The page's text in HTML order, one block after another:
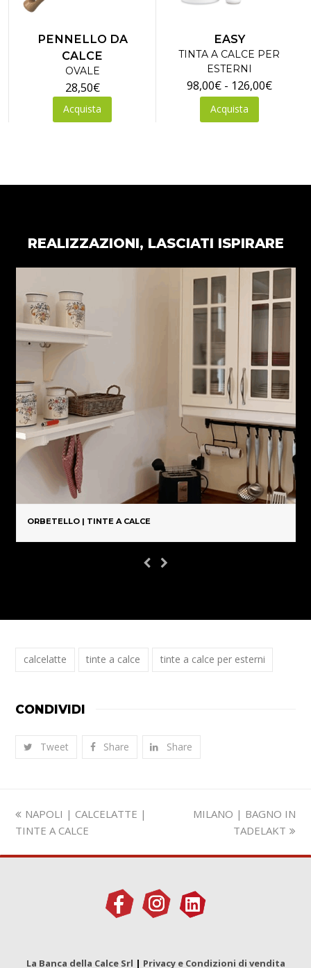
del
PENNELLO DA
CALCE
OVALE
28,50€
Acquista
EASY
TINTA A CALCE PER
ESTERNI
98,00€ - 126,00€Fascia
Acquista
prodotto
Le
essere
nella
pagina
del
prodotto
REALIZZAZIONI, LASCIATI ISPIRARE
ORBETELLO | TINTE A CALCE
calcelatte tinte a calce tinte a calce per esterni
CONDIVIDI
Tweet Share Share
Slide
precedente:
NAPOLI | CALCELATTE |
TINTE A CALCE
visualizza
MILANO | BAGNO IN
TADELAKT
La Banca della Calce Srl | Privacy e Condizioni di vendita